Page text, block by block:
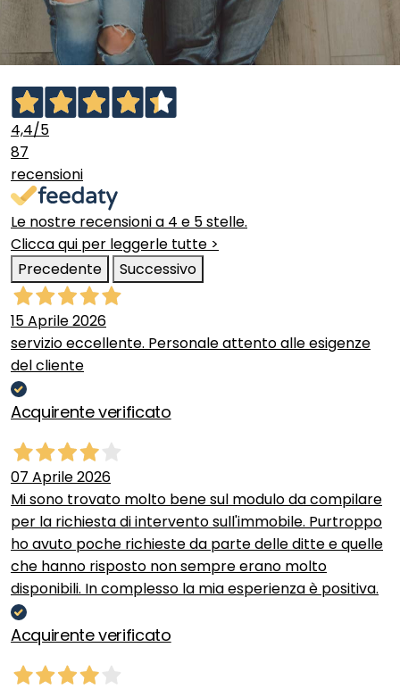
4,4/5
87
recensioni
Le nostre recensioni a 4 e 5 stelle.
Clicca qui per leggerle tutte >
Precedente
Successivo
15 Aprile 2026
servizio eccellente. Personale attento alle esigenze
del cliente
Acquirente verificato
07 Aprile 2026
Mi sono trovato molto bene sul modulo da compilare
per la richiesta di intervento sull'immobile. Purtroppo
ho avuto poche richieste da parte delle ditte e quelle
che hanno risposto non sempre erano molto
disponibili. In complesso la mia esperienza è positiva.
Acquirente verificato